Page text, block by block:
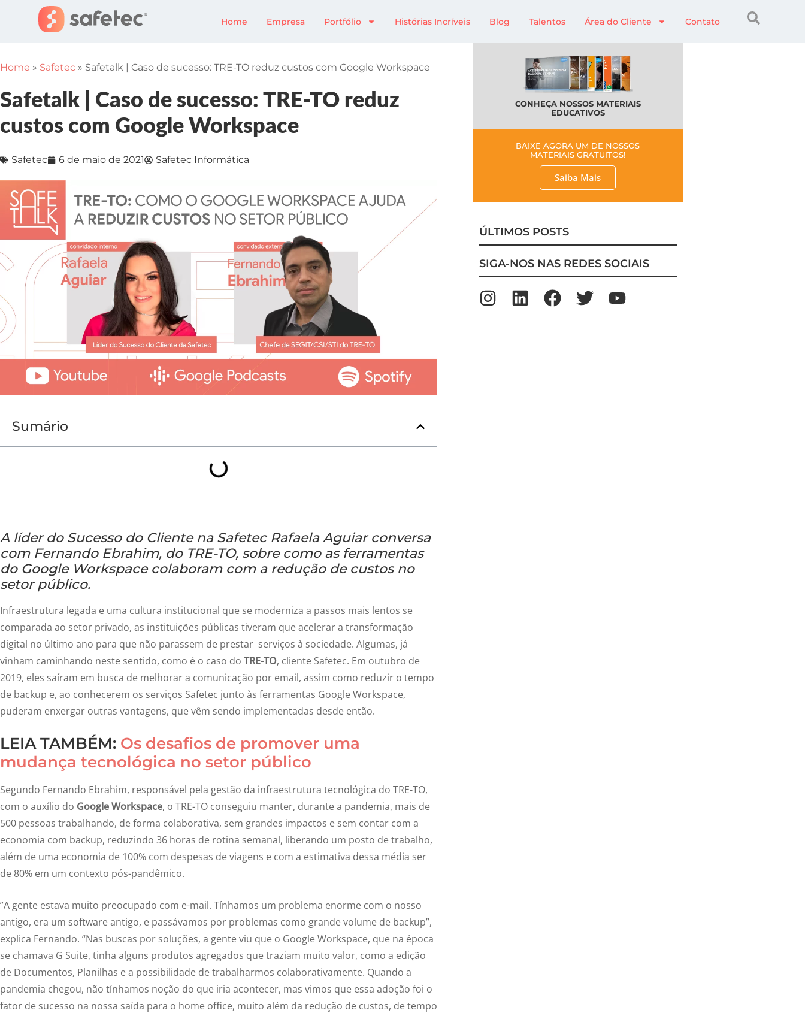
Home Empresa Portfólio Histórias Incríveis Blog Talentos Área do Cliente Contato
Home » Safetec » Safetalk | Caso de sucesso: TRE-TO reduz custos com Google Workspace
Safetalk | Caso de sucesso: TRE-TO reduz
custos com Google Workspace
Safetec 6 de maio de 2021 Safetec Informática
Sumário
A líder do Sucesso do Cliente na Safetec Rafaela Aguiar conversa
com Fernando Ebrahim, do TRE-TO, sobre como as ferramentas
do Google Workspace colaboram com a redução de custos no
setor público.
Infraestrutura legada e uma cultura institucional que se moderniza a passos mais lentos se
comparada ao setor privado, as instituições públicas tiveram que acelerar a transformação
digital no último ano para que não parassem de prestar serviços à sociedade. Algumas, já
vinham caminhando neste sentido, como é o caso do TRE-TO, cliente Safetec. Em outubro de
2019, eles saíram em busca de melhorar a comunicação por email, assim como reduzir o tempo
de backup e, ao conhecerem os serviços Safetec junto às ferramentas Google Workspace,
puderam enxergar outras vantagens, que vêm sendo implementadas desde então.
LEIA TAMBÉM: Os desafios de promover uma
mudança tecnológica no setor público
Segundo Fernando Ebrahim, responsável pela gestão da infraestrutura tecnológica do TRE-TO,
com o auxílio do Google Workspace, o TRE-TO conseguiu manter, durante a pandemia, mais de
500 pessoas trabalhando, de forma colaborativa, sem grandes impactos e sem contar com a
economia com backup, reduzindo 36 horas de rotina semanal, liberando um posto de trabalho,
além de uma economia de 100% com despesas de viagens e com a estimativa dessa média ser
de 80% em um contexto pós-pandêmico.
”A gente estava muito preocupado com e-mail. Tínhamos um problema enorme com o nosso
antigo, era um software antigo, e passávamos por problemas como grande volume de backup”,
explica Fernando. “Nas buscas por soluções, a gente viu que o Google Workspace, que na época
se chamava G Suite, tinha alguns produtos agregados que traziam muito valor, como a edição
de Documentos, Planilhas e a possibilidade de trabalharmos colaborativamente. Quando a
pandemia chegou, não tínhamos noção do que iria acontecer, mas vimos que essa adoção foi o
fator de sucesso na nossa saída para o home office, muito além da redução de custos, de tempo
CONHEÇA NOSSOS MATERIAIS
EDUCATIVOS
BAIXE AGORA UM DE NOSSOS
MATERIAIS GRATUITOS!
Saiba Mais
ÚLTIMOS POSTS
SIGA-NOS NAS REDES SOCIAIS